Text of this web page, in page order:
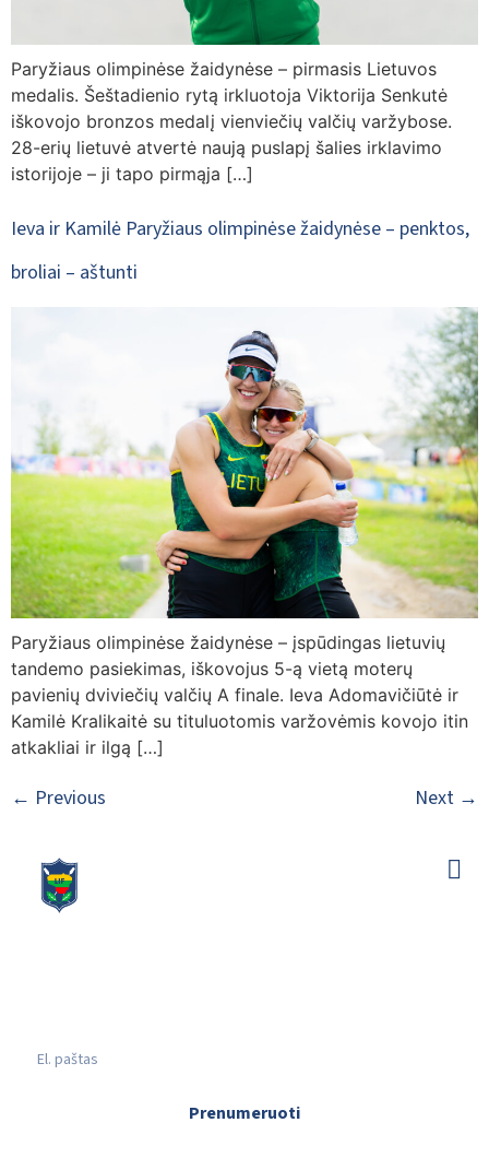
Paryžiaus olimpinėse žaidynėse – pirmasis Lietuvos
medalis. Šeštadienio rytą irkluotoja Viktorija Senkutė
iškovojo bronzos medalį vienviečių valčių varžybose.
28-erių lietuvė atvertė naują puslapį šalies irklavimo
istorijoje – ji tapo pirmąja […]
Ieva ir Kamilė Paryžiaus olimpinėse žaidynėse – penktos,
broliai – aštunti
Paryžiaus olimpinėse žaidynėse – įspūdingas lietuvių
tandemo pasiekimas, iškovojus 5-ą vietą moterų
pavienių dviviečių valčių A finale. Ieva Adomavičiūtė ir
Kamilė Kralikaitė su tituluotomis varžovėmis kovojo itin
atkakliai ir ilgą […]
← Previous Next →
Prenumeruoti